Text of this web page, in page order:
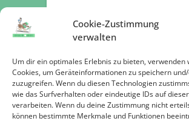
Cookie-Zustimmung
verwalten
Um dir ein optimales Erlebnis zu bieten, verwenden
Cookies, um Geräteinformationen zu speichern
zuzugreifen. Wenn du diesen Technologien
wie das Surfverhalten oder eindeutige IDs auf
verarbeiten. Wenn du deine Zustimmung nicht
können bestimmte Merkmale und Funktionen
Jetzt spenden